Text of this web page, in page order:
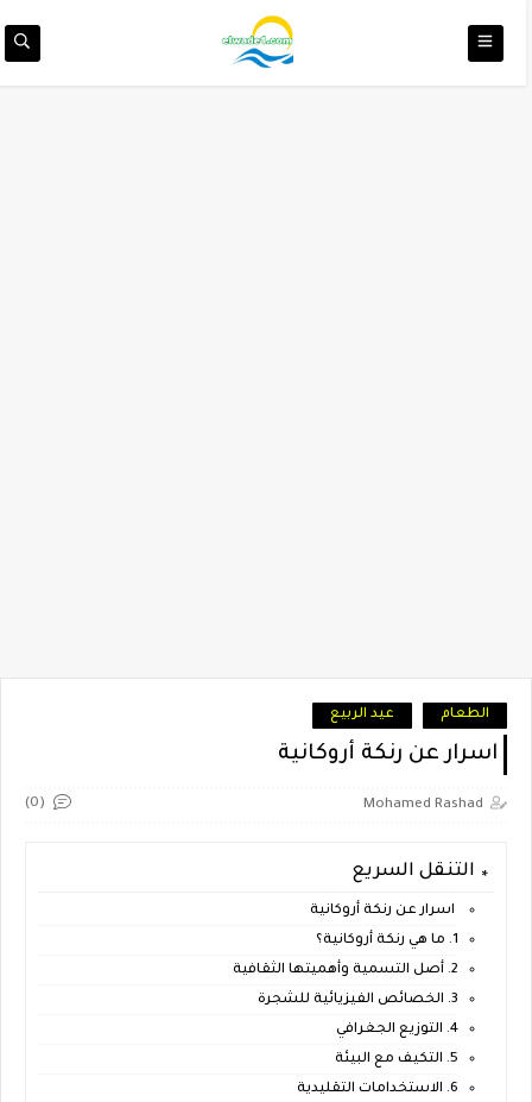
الطعام عيد الربيع
اسرار عن رنكة أروكانية
Mohamed Rashad
(0)
التنقل السريع
اسرار عن رنكة أروكانية
4. التوزيع الجغرافي
5. التكيف مع البيئة
6. الاستخدامات التقليدية